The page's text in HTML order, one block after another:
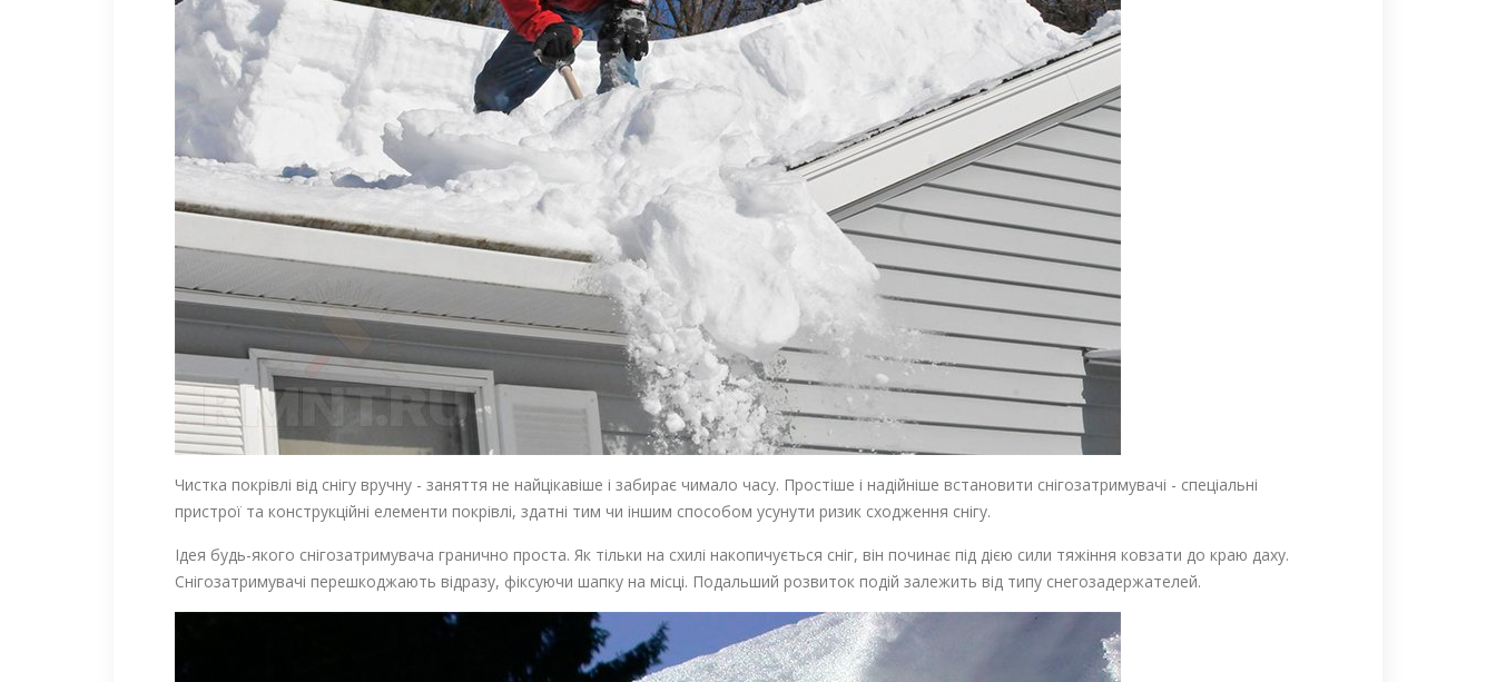
Чистка покрівлі від снігу вручну - заняття не найцікавіше і забирає чимало часу. Простіше і надійніше встановити снігозатримувачі - спеціальні
пристрої та конструкційні елементи покрівлі, здатні тим чи іншим способом усунути ризик сходження снігу.
Ідея будь-якого снігозатримувача гранично проста. Як тільки на схилі накопичується сніг, він починає під дією сили тяжіння ковзати до краю даху.
Снігозатримувачі перешкоджають відразу, фіксуючи шапку на місці. Подальший розвиток подій залежить від типу снегозадержателей.